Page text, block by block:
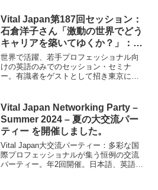
Vital Japan第187回セッション：
石倉洋子さん「激動の世界でどう
キャリアを築いてゆくか？」：
2024年6月1日
世界で活躍、若手プロフェッショナル向
けの英語のみでのセッション・セミナ
ー。有識者をゲストとして招き東京にて
Vital Japan Networking Party –
Summer 2024 – 夏の大交流パー
ティー を開催しました。
Vital Japan大交流パーティー：多彩な国
際プロフェッショナルが集う恒例の交流
パーティー。年2回開催。日本語、英語、